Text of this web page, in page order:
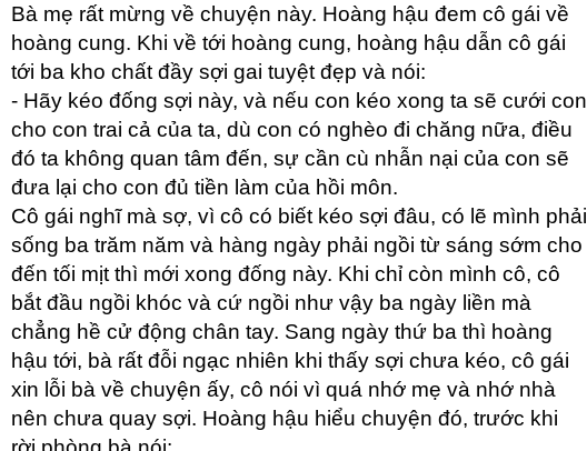
Bà mẹ rất mừng về chuyện này. Hoàng hậu đem cô gái về
hoàng cung. Khi về tới hoàng cung, hoàng hậu dẫn cô gái
tới ba kho chất đầy sợi gai tuyệt đẹp và nói:
- Hãy kéo đống sợi này, và nếu con kéo xong ta sẽ cưới con
cho con trai cả của ta, dù con có nghèo đi chăng nữa, điều
đó ta không quan tâm đến, sự cần cù nhẫn nại của con sẽ
đưa lại cho con đủ tiền làm của hồi môn.
Cô gái nghĩ mà sợ, vì cô có biết kéo sợi đâu, có lẽ mình phải
sống ba trăm năm và hàng ngày phải ngồi từ sáng sớm cho
đến tối mịt thì mới xong đống này. Khi chỉ còn mình cô, cô
bắt đầu ngồi khóc và cứ ngồi như vậy ba ngày liền mà
chẳng hề cử động chân tay. Sang ngày thứ ba thì hoàng
hậu tới, bà rất đỗi ngạc nhiên khi thấy sợi chưa kéo, cô gái
xin lỗi bà về chuyện ấy, cô nói vì quá nhớ mẹ và nhớ nhà
nên chưa quay sợi. Hoàng hậu hiểu chuyện đó, trước khi